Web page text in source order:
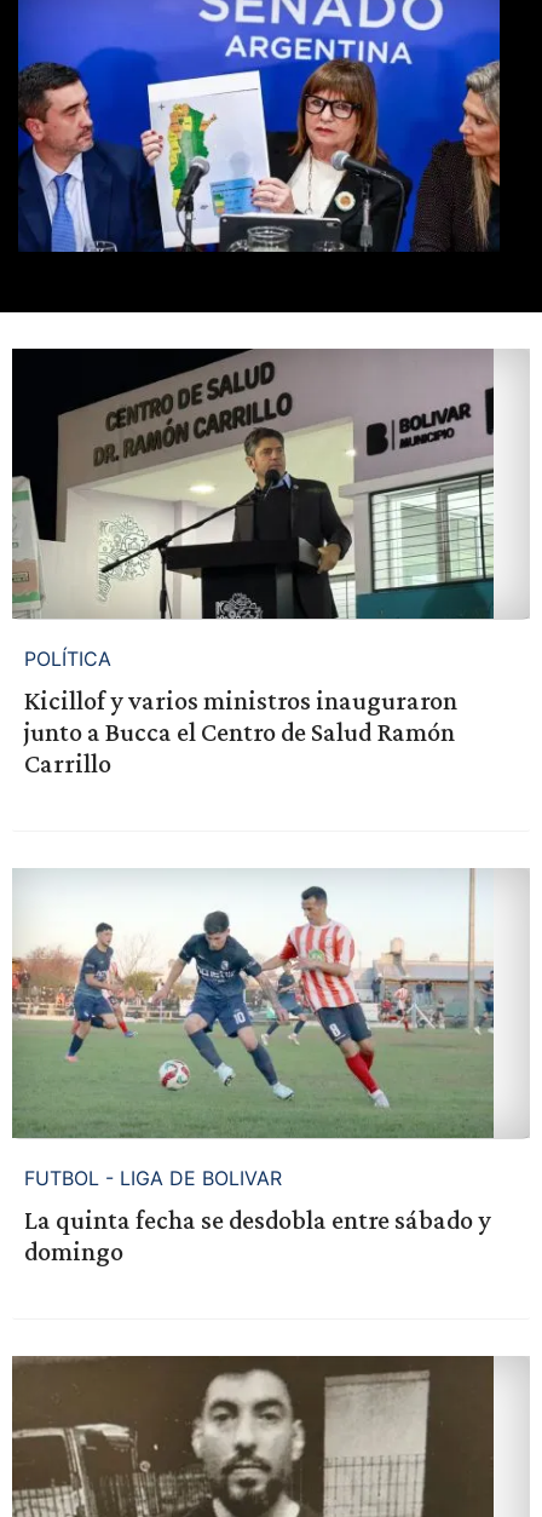
POLÍTICA
Kicillof y varios ministros inauguraron
junto a Bucca el Centro de Salud Ramón
Carrillo
FUTBOL - LIGA DE BOLIVAR
La quinta fecha se desdobla entre sábado y
domingo